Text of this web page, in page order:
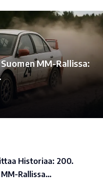
MM-Rallissa:
Historiaa: 200.
Rallissa…